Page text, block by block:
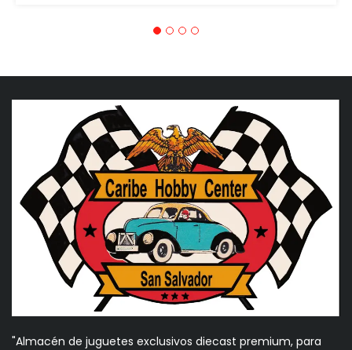
"Almacén de juguetes exclusivos diecast premium, para